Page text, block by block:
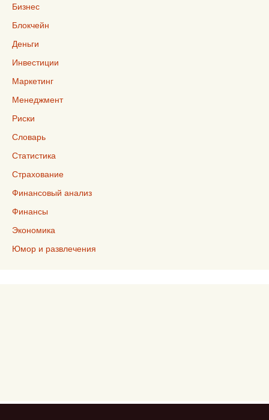
Бизнес
Блокчейн
Деньги
Инвестиции
Маркетинг
Менеджмент
Риски
Словарь
Статистика
Страхование
Финансовый анализ
Финансы
Экономика
Юмор и развлечения